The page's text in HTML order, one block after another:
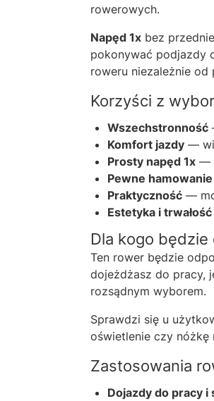
rowerowych.
Napęd 1x bez
pokonywać podjazdy
roweru niezależnie od
Korzyści z
Wszechstronność
Komfort jazdy —
Prosty napęd 1x —
Pewne hamowanie
Praktyczność —
Estetyka i trwałość
Dla kogo
Ten rower będzie
dojeżdżasz do pracy,
rozsądnym wyborem.
Sprawdzi się u
oświetlenie czy nóżkę
Zastosowania
Dojazdy do pracy i